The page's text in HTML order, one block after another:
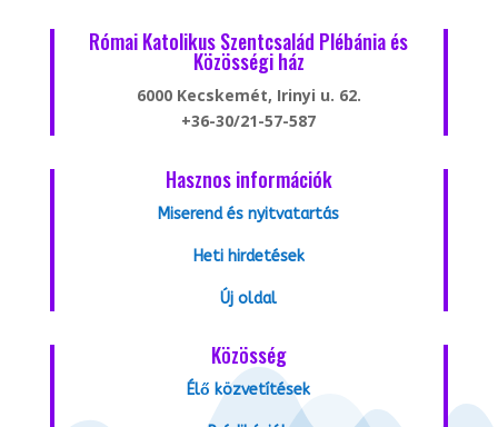
Római Katolikus Szentcsalád Plébánia és
Közösségi ház
6000 Kecskemét, Irinyi u. 62.
+36-30/21-57-587
Hasznos információk
Miserend és nyitvatartás
Heti hirdetések
Új oldal
Közösség
Élő közvetítések